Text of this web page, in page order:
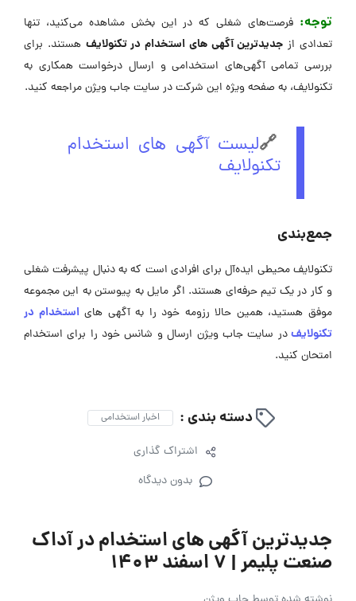
توجه: فرصت‌های شغلی که در این بخش مشاهده می‌کنید، تنها
تعدادی از جدیدترین آگهی های استخدام در تکنولایف هستند. برای
بررسی تمامی آگهی‌های استخدامی و ارسال درخواست همکاری به
تکنولایف، به صفحه ویژه این شرکت در ‌سایت جاب ویژن مراجعه کنید.
🔗لیست آگهی های استخدام
تکنولایف
جمع‌بندی
تکنولایف محیطی ایده‌آل برای افرادی است که به دنبال پیشرفت شغلی
و کار در یک تیم حرفه‌ای هستند. اگر مایل به پیوستن به این مجموعه
موفق هستید، همین حالا رزومه خود را به آگهی ‌هایاستخدام در
تکنولایفدر سایت جاب ویژن ارسال و شانس خود را برای استخدام
امتحان کنید.
دسته بندی : اخبار استخدامی
اشتراک گذاری
بدون دیدگاه
جدیدترین آگهی های استخدام در آداک
صنعت پلیمر | ۷ اسفند ۱۴۰۳